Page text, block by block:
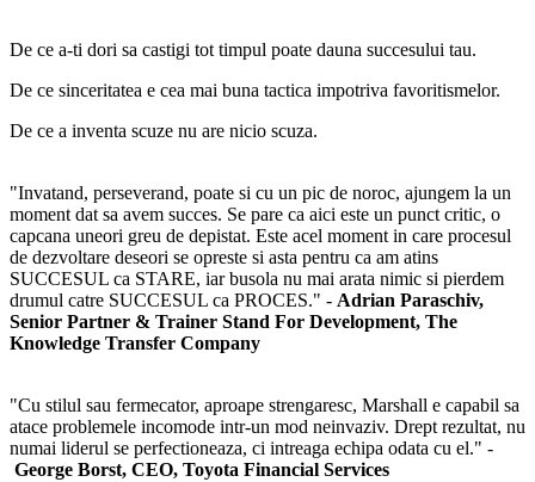
De ce a-ti dori sa castigi tot timpul poate dauna succesului tau.
De ce sinceritatea e cea mai buna tactica impotriva favoritismelor.
De ce a inventa scuze nu are nicio scuza.
"Invatand, perseverand, poate si cu un pic de noroc, ajungem la un
moment dat sa avem succes. Se pare ca aici este un punct critic, o
capcana uneori greu de depistat. Este acel moment in care procesul
de dezvoltare deseori se opreste si asta pentru ca am atins
SUCCESUL ca STARE, iar busola nu mai arata nimic si pierdem
drumul catre SUCCESUL ca PROCES." - Adrian Paraschiv,
Senior Partner & Trainer Stand For Development, The
Knowledge Transfer Company
"Cu stilul sau fermecator, aproape strengaresc, Marshall e capabil sa
atace problemele incomode intr-un mod neinvaziv. Drept rezultat, nu
numai liderul se perfectioneaza, ci intreaga echipa odata cu el." -
George Borst, CEO, Toyota Financial Services